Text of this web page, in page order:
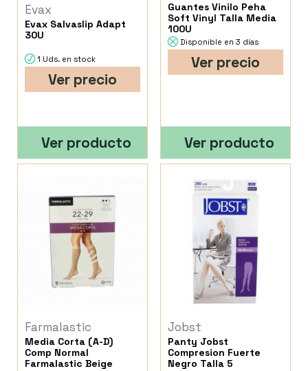
Evax
Evax Salvaslip Adapt
30U
1 Uds. en stock
Ver precio
Ver producto
Guantes Vinilo Peha
Soft Vinyl Talla Media
100U
Disponible en 3 días
Ver precio
Ver producto
Farmalastic
Media Corta (A-D)
Comp Normal
Farmalastic Beige
Jobst
Panty Jobst
Compresion Fuerte
Negro Talla 5